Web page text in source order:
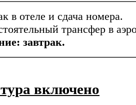
в отеле и сдача номера.
трансфер в
завтрак.
включено